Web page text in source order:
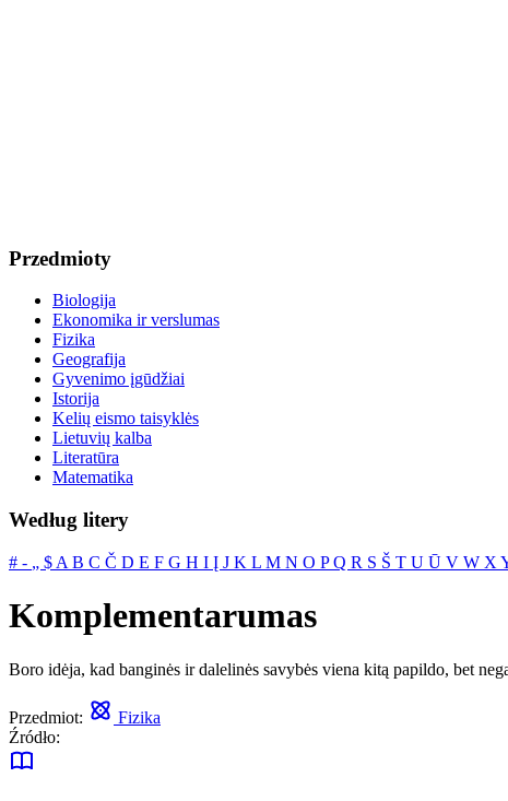
Przedmioty
Biologija
Ekonomika ir verslumas
Fizika
Geografija
Gyvenimo įgūdžiai
Istorija
Kelių eismo taisyklės
Lietuvių kalba
Literatūra
Matematika
Według litery
# ‐ „ $ A B C Č D E F G H I Į J K L M N O PQ R S Š T U Ū V W X
Komplementarumas
Boro idėja, kad banginės ir dalelinės savybės viena kitą papildo, bet
Przedmiot:
Fizika
Źródło: